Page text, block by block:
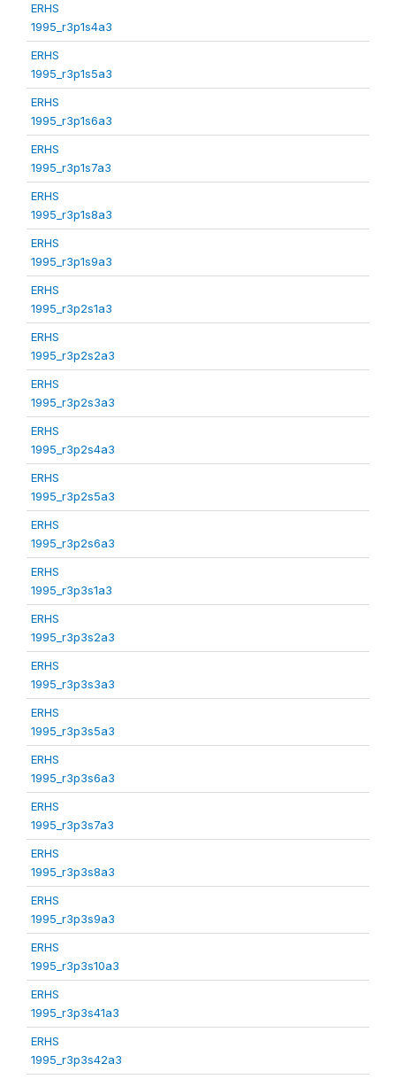
ERHS
1995_r3p1s4a3
ERHS
1995_r3p1s5a3
ERHS
1995_r3p1s6a3
ERHS
1995_r3p1s7a3
ERHS
1995_r3p1s8a3
ERHS
1995_r3p1s9a3
ERHS
1995_r3p2s1a3
ERHS
1995_r3p2s2a3
ERHS
1995_r3p2s3a3
ERHS
1995_r3p2s4a3
ERHS
1995_r3p2s5a3
ERHS
1995_r3p2s6a3
ERHS
1995_r3p3s1a3
ERHS
1995_r3p3s2a3
ERHS
1995_r3p3s3a3
ERHS
1995_r3p3s5a3
ERHS
1995_r3p3s6a3
ERHS
1995_r3p3s7a3
ERHS
1995_r3p3s8a3
ERHS
1995_r3p3s9a3
ERHS
1995_r3p3s10a3
ERHS
1995_r3p3s41a3
ERHS
1995_r3p3s42a3